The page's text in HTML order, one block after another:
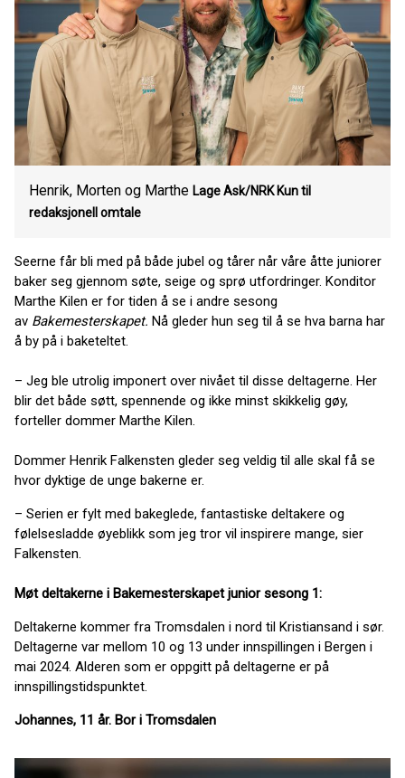
Henrik, Morten og Marthe Lage Ask/NRK Kun til
redaksjonell omtale
Seerne får bli med på både jubel og tårer når våre åtte juniorer
baker seg gjennom søte, seige og sprø utfordringer. Konditor
Marthe Kilen er for tiden å se i andre sesong
av Bakemesterskapet. Nå gleder hun seg til å se hva barna har
å by på i baketeltet.
– Jeg ble utrolig imponert over nivået til disse deltagerne. Her
blir det både søtt, spennende og ikke minst skikkelig gøy,
forteller dommer Marthe Kilen.
Dommer Henrik Falkensten gleder seg veldig til alle skal få se
hvor dyktige de unge bakerne er.
– Serien er fylt med bakeglede, fantastiske deltakere og
følelsesladde øyeblikk som jeg tror vil inspirere mange, sier
Falkensten.
Møt deltakerne i Bakemesterskapet junior sesong 1:
Deltakerne kommer fra Tromsdalen i nord til Kristiansand i sør.
Deltagerne var mellom 10 og 13 under innspillingen i Bergen i
mai 2024. Alderen som er oppgitt på deltagerne er på
innspillingstidspunktet.
Johannes, 11 år. Bor i Tromsdalen